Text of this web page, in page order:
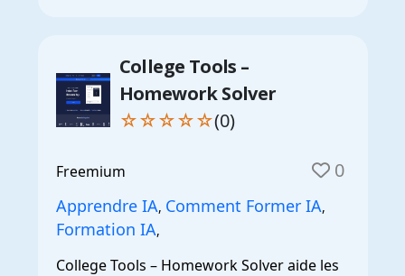
College Tools –
Homework Solver
☆☆☆☆☆(0)
Freemium 0
Apprendre IA, Comment Former IA,
Formation IA,
College Tools – Homework Solver aide les